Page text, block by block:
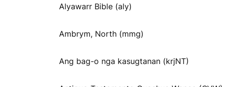
Alyawarr Bible (aly)
Ambrym, North (mmg)
Ang bag-o nga kasugtanan (krjNT)